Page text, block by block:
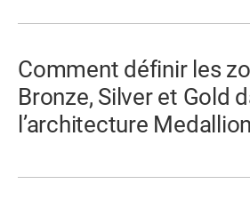
Comment définir les
Bronze, Silver et Gold
l’architecture